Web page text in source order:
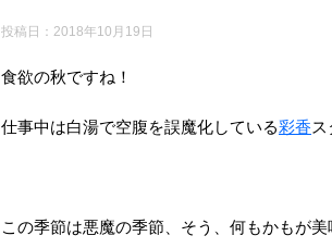
投稿日： 2018年10月19日
食欲の秋ですね！
仕事中は白湯で空腹を誤魔化している彩香ス
この季節は悪魔の季節、そう、何もかもが美